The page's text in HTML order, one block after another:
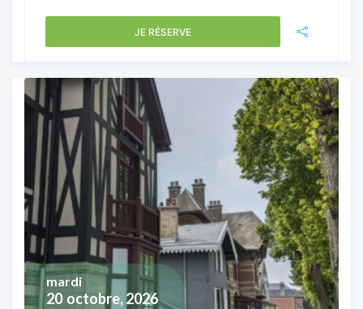
JE RÉSERVE
20 octobre, 2026
mardi